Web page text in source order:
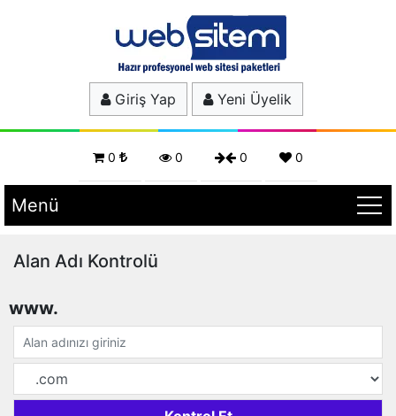
Giriş Yap Yeni Üyelik
0 0 0 0
Menü
Alan Adı Kontrolü
www.